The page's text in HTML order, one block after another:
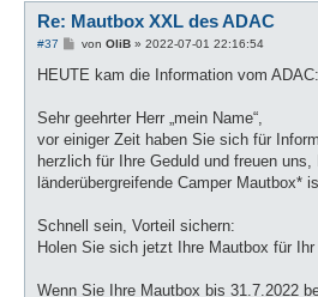
Re: Mautbox XXL des ADAC
#37
B
i
a
g
von OliB» 2022-07-01 22:16:54
HEUTE kam die Information vom ADAC:
Sehr geehrter Herr „mein Name“,
vor einiger Zeit haben Sie sich für
herzlich für Ihre Geduld und freuen
länderübergreifende Camper Mautbox*
Schnell sein, Vorteil sichern:
Holen Sie sich jetzt Ihre Mautbox für
Wenn Sie Ihre Mautbox bis 31.7.2022